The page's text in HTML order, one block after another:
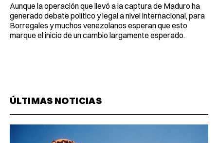
Aunque la operación que llevó a la captura de Maduro ha
generado debate político y legal a nivel internacional, para
Borregales y muchos venezolanos esperan que esto
marque el inicio de un cambio largamente esperado.
ÚLTIMAS NOTICIAS